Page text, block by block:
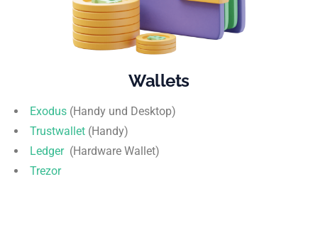
Wallets
Exodus (Handy und Desktop)
Trustwallet (Handy)
Ledger(Hardware Wallet)
Trezor